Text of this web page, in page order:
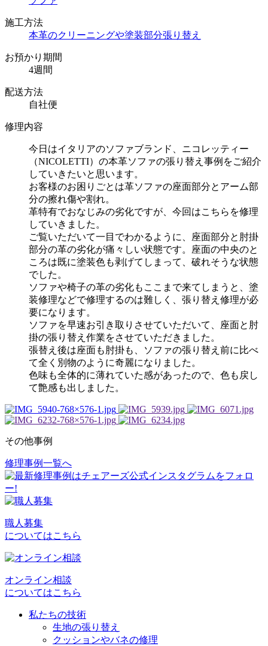
施工方法
本革のクリーニングや塗装部分張り替え
お預かり期間
4週間
配送方法
自社便
修理内容
今日はイタリアのソファブランド、ニコレッティー
（NICOLETTI）の本革ソファの張り替え事例をご紹介
していきたいと思います。
お客様のお困りごとは革ソファの座面部分とアーム部
分の擦れ傷や割れ。
革特有でおなじみの劣化ですが、今回はこちらを修理
していきました。
ご覧いただいて一目でわかるように、座面部分と肘掛
部分の革の劣化が痛々しい状態です。座面の中央のと
ころは既に塗装色も剥げてしまって、破れそうな状態
でした。
ソファや椅子の革の劣化もここまで来てしまうと、塗
装修理などで修理するのは難しく、張り替え修理が必
要になります。
ソファを早速お引き取りさせていただいて、座面と肘
掛の張り替え作業をさせていただきました。
張替え後は座面も肘掛も、ソファの張り替え前に比べ
て全く別物のように奇麗になりました。
色味も全体的に薄れていた感があったので、色も戻し
て艶感も出しました。
その他事例
投
稿
ナ
ビ
ゲ
ー
シ
ョ
修理事例一覧へ
職人募集
についてはこちら
オンライン相談
についてはこちら
私たちの技術
生地の張り替え
クッションやバネの修理